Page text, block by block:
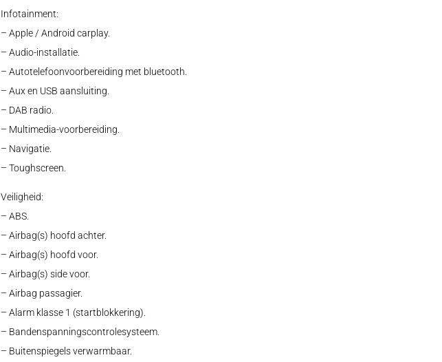
Infotainment:
– Apple / Android carplay.
– Audio-installatie.
– Autotelefoonvoorbereiding met bluetooth.
– Aux en USB aansluiting.
– DAB radio.
– Multimedia-voorbereiding.
– Navigatie.
– Toughscreen.
Veiligheid:
– ABS.
– Airbag(s) hoofd achter.
– Airbag(s) hoofd voor.
– Airbag(s) side voor.
– Airbag passagier.
– Alarm klasse 1 (startblokkering).
– Bandenspanningscontrolesysteem.
– Buitenspiegels verwarmbaar.